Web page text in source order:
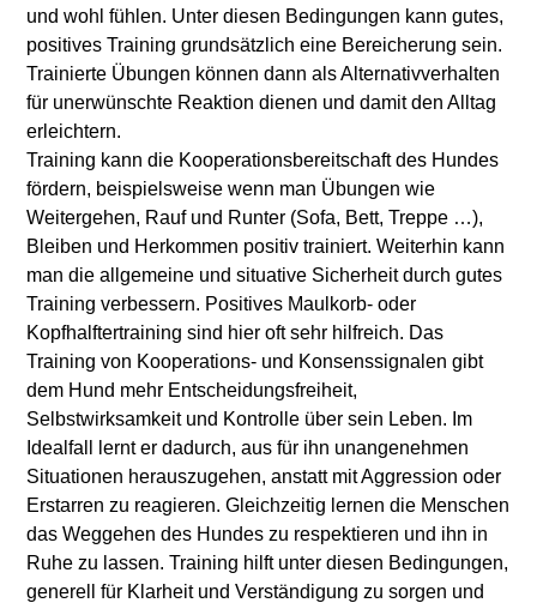
und wohl fühlen. Unter diesen Bedingungen kann gutes,
positives Training grundsätzlich eine Bereicherung sein.
Trainierte Übungen können dann als Alternativverhalten
für unerwünschte Reaktion dienen und damit den Alltag
erleichtern.
Training kann die Kooperationsbereitschaft des Hundes
fördern, beispielsweise wenn man Übungen wie
Weitergehen, Rauf und Runter (Sofa, Bett, Treppe …),
Bleiben und Herkommen positiv trainiert. Weiterhin kann
man die allgemeine und situative Sicherheit durch gutes
Training verbessern. Positives Maulkorb- oder
Kopfhalftertraining sind hier oft sehr hilfreich. Das
Training von Kooperations- und Konsenssignalen gibt
dem Hund mehr Entscheidungsfreiheit,
Selbstwirksamkeit und Kontrolle über sein Leben. Im
Idealfall lernt er dadurch, aus für ihn unangenehmen
Situationen herauszugehen, anstatt mit Aggression oder
Erstarren zu reagieren. Gleichzeitig lernen die Menschen
das Weggehen des Hundes zu respektieren und ihn in
Ruhe zu lassen. Training hilft unter diesen Bedingungen,
generell für Klarheit und Verständigung zu sorgen und